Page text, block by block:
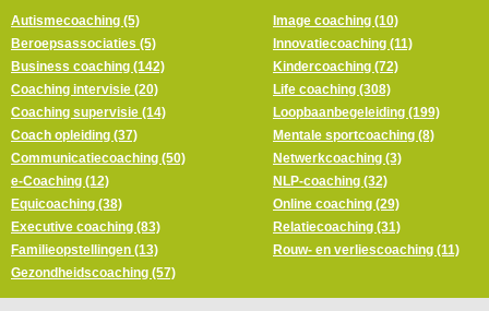
Autismecoaching (5)
Beroepsassociaties (5)
Business coaching (142)
Coaching intervisie (20)
Coaching supervisie (14)
Coach opleiding (37)
Communicatiecoaching (50)
e-Coaching (12)
Equicoaching (38)
Executive coaching (83)
Familieopstellingen (13)
Gezondheidscoaching (57)
Image coaching (10)
Innovatiecoaching (11)
Kindercoaching (72)
Life coaching (308)
Loopbaanbegeleiding (199)
Mentale sportcoaching (8)
Netwerkcoaching (3)
NLP-coaching (32)
Online coaching (29)
Relatiecoaching (31)
Rouw- en verliescoaching (11)